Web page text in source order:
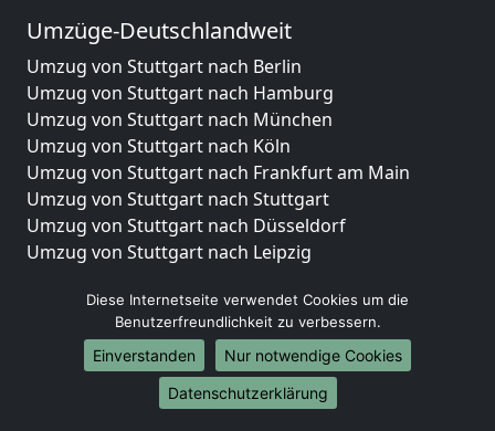
Umzüge-Deutschlandweit
Umzug von Stuttgart nach Berlin
Umzug von Stuttgart nach Hamburg
Umzug von Stuttgart nach München
Umzug von Stuttgart nach Köln
Umzug von Stuttgart nach Frankfurt am Main
Umzug von Stuttgart nach Stuttgart
Umzug von Stuttgart nach Düsseldorf
Umzug von Stuttgart nach Leipzig
Umzug von Stuttgart nach Essen
Umzug von Stuttgart nach Bremen
Umzug von Stuttgart nach Dresden
Umzug von Stuttgart nach Hannover
Umzug von Stuttgart nach Nürnberg
Diese Internetseite verwendet Cookies um die
Benutzerfreundlichkeit zu verbessern.
Einverstanden
Nur notwendige Cookies
Datenschutzerklärung